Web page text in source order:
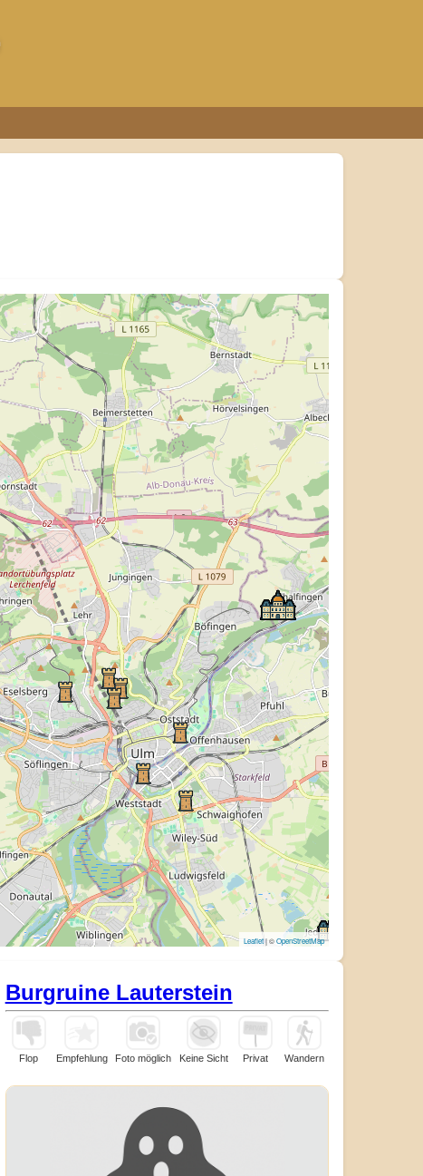
Leaflet| ©OpenStreetMap
Burgruine Lauterstein
Flop Empfehlung Foto möglich Keine Sicht Privat Wandern